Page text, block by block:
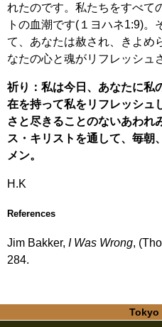
れたのです。私たちをすべて
トの血潮です(１ヨハネ1:9)。
て、あなたは赦され、きよめ
なたの心と魂がリフレッシュ
祈り：私は今日、あなたに私
在を持って私をリフレッシュ
さと尽きることのないあわれ
ス・キリストを通して、毎朝
メン。
H.K
References
Jim Bakker, I Was Wrong,
284.
Tokyo